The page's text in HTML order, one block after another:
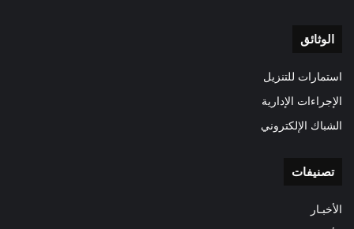
الوثائق
استمارات للتنزيل
الإجراءات الإدارية
الشباك الإلكتروني
تصنيفات
الأخبـار